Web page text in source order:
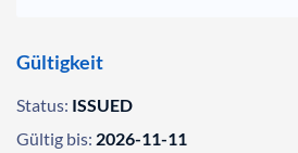
Gültigkeit
Status: ISSUED
Gültig bis: 2026-11-11